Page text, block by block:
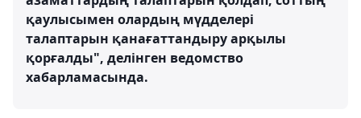
қаулысымен олардың мүдделері
талаптарын қанағаттандыру арқылы
қорғалды", делінген ведомство
хабарламасында.